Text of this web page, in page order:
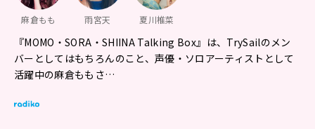
麻倉もも 雨宮天 夏川椎菜
『MOMO・SORA・SHIINA Talking Box』は、TrySailのメン
バーとしてはもちろんのこと、声優・ソロアーティストとして
活躍中の麻倉ももさ…